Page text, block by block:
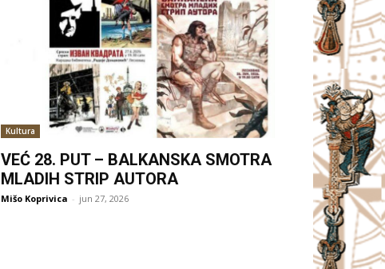
Kultura
VEĆ 28. PUT – BALKANSKA SMOTRA
MLADIH STRIP AUTORA
Mišo Koprivica - jun 27, 2026